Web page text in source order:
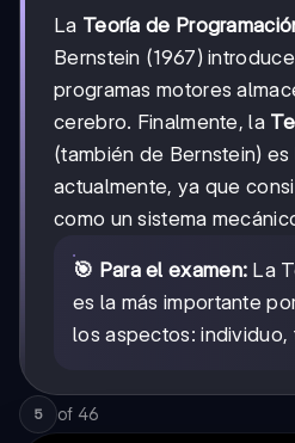
La Teoría de
Bernstein (1967)
programas motores
cerebro. Finalmente, la
(también de Bernstein)
actualmente, ya que
como un sistema
🎯 Para el examen: La
es la más importante
los aspectos: individuo,
5 of 46